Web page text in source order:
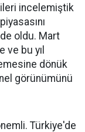
incelemiştik
oldu. Mart
bu yıl
dönük
görünümünü
Türkiye'de